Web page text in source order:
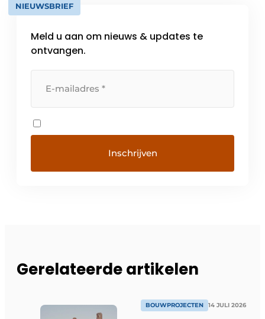
NIEUWSBRIEF
Meld u aan om nieuws & updates te
ontvangen.
Gerelateerde artikelen
BOUWPROJECTEN 14 JULI 2026